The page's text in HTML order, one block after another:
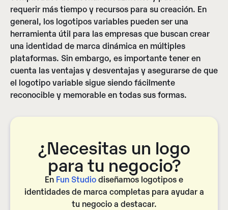
requerir más tiempo y recursos para su creación. En
general, los logotipos variables pueden ser una
herramienta útil para las empresas que buscan crear
una identidad de marca dinámica en múltiples
plataformas. Sin embargo, es importante tener en
cuenta las ventajas y desventajas y asegurarse de que
el logotipo variable sigue siendo fácilmente
reconocible y memorable en todas sus formas.
¿Necesitas un logo
para tu negocio?​
En Fun Studiodiseñamos logotipos e
identidades de marca completas para ayudar a
tu negocio a destacar.